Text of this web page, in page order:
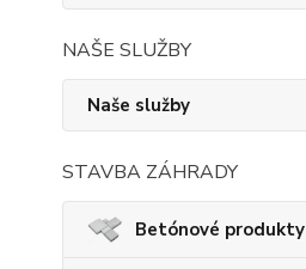
NAŠE SLUŽBY
Naše služby
STAVBA ZÁHRADY
Betónové produkty